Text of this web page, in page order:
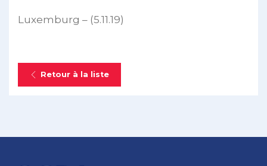
Luxemburg – (5.11.19)
Retour à la liste